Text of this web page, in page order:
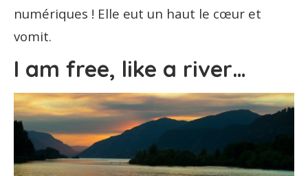
numériques ! Elle eut un haut le cœur et
vomit.
I am free, like a river…